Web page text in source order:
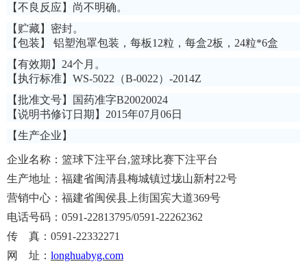
【不良反应】 尚不明确。
【贮藏】密封。
【包装】 铝塑泡罩包装，每板12粒，每盒2板，24粒*6盒
【有效期】 24个月 。
【执行标准】WS-5022（B-0022）-2014Z
【批准文号】国药准字B20020024
【说明书修订日期 】 2015年07月06日
【生产企业】
企业名称：篮球下注平台,篮球比赛下注平台
生产地址：福建省闽清县梅城镇过垅山新村22号
营销中心：福建省闽侯县上街国宾大道369号
电话号码： 0591-22813795/0591-22262362
传
真： 0591-22332271
网
址： longhuabyg.com